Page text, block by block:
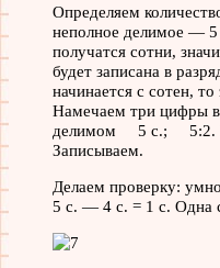
Определяем
неполное делимое —
получатся сотни,
будет записана в
начинается с сотен,
Намечаем три цифры
делимом 5 с.; 5:2.
Записываем.
Делаем проверку:
5 с. — 4 с. = 1 с. Одна